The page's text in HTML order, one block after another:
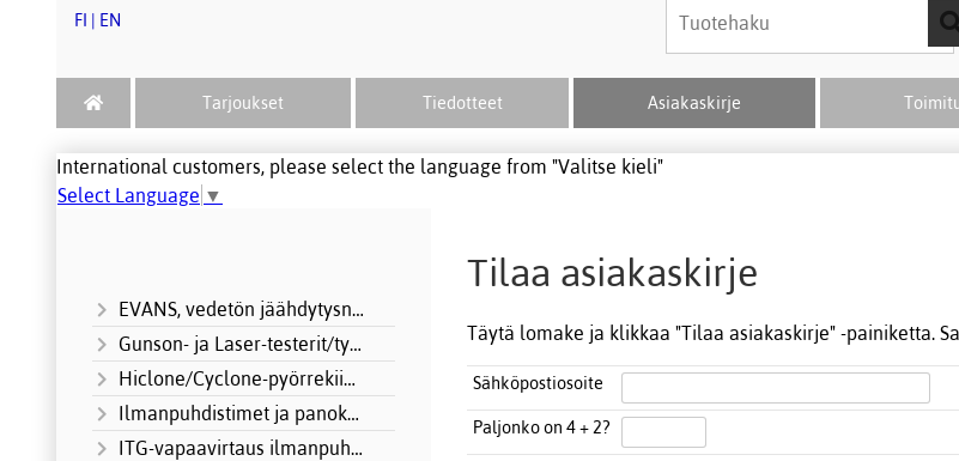
FI EN
Tarjoukset Tiedotteet Asiakaskirje
International customers, please select the language from "Valitse kieli"
Select Language ▼
EVANS, vedetön jäähdytysneste
Gunson- ja Laser-testerit/työkalut
Hiclone/Cyclone-pyörrekiihdyttimet
Ilmanpuhdistimet ja panokset
ITG-vapaavirtaus ilmanpuhdistimet + Motorsport
Tilaa asiakaskirje
Täytä lomake ja klikkaa "Tilaa asiakaskirje" -painiketta.
Sähköpostiosoite
Paljonko on 4+ 2?